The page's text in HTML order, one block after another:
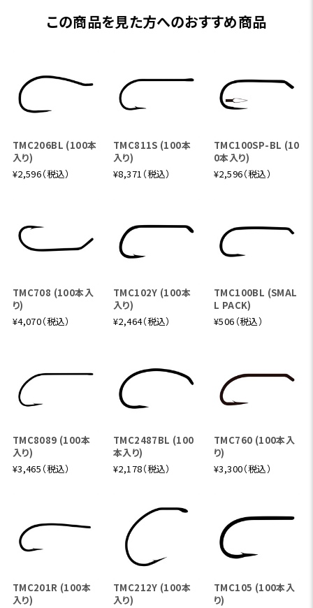
この商品を見た方へのおすすめ商品
TMC206BL (100本
入り)
¥2,596（税込）
TMC811S (100本
入り)
¥8,371（税込）
TMC100SP-BL (10
0本入り)
¥2,596（税込）
TMC708 (100本入
り)
¥4,070（税込）
TMC102Y (100本
入り)
¥2,464（税込）
TMC100BL (SMAL
L PACK)
¥506（税込）
TMC8089 (100本
入り)
¥3,465（税込）
TMC2487BL (100
本入り)
¥2,178（税込）
TMC760 (100本入
り)
¥3,300（税込）
TMC201R (100本
入り)
TMC212Y (100本
入り)
TMC105 (100本入
り)